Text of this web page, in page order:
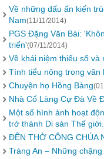
Về những dấu ấn kiến
Nam(11/11/2014)
PGS Đặng Văn Bài:
triển'(07/11/2014)
Về khái niệm thiểu số và
Tính tiểu nông trong văn
Chuyện họ Hồng Bàng
Nhà Cổ Làng Cự Đà Về
Một số hình ảnh hoạt
trở thành Di sản Thế giới.
ĐỀN THỜ CÔNG CHÚA
Tràng An – Những